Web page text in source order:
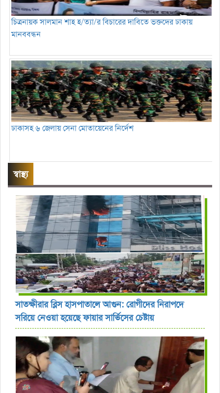
চিত্রনায়ক সালমান শাহ হ/ত্যা/র বিচারের দাবিতে ভক্তদের ঢাকায়
মানববন্ধন
ঢাকাসহ ৬ জেলায় সেনা মোতায়েনের নির্দেশ
স্বাস্থ্য
সাতক্ষীরার ব্লিস হাসপাতালে আগুন: রোগীদের নিরাপদে
সরিয়ে নেওয়া হয়েছে ফায়ার সার্ভিসের চেষ্টায়